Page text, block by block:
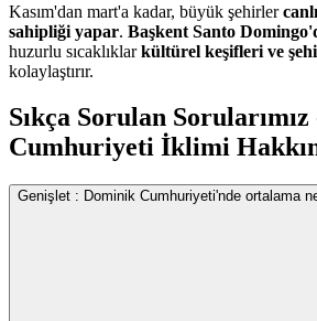
Kasım'dan mart'a kadar, büyük şehirler
sahipliği yapar. Başkent Santo
huzurlu sıcaklıklarkültürel keşifleri ve
kolaylaştırır.
Sıkça Sorulan
Cumhuriyeti İklimi
Genişlet : Dominik Cumhuriyeti'nde ortalama